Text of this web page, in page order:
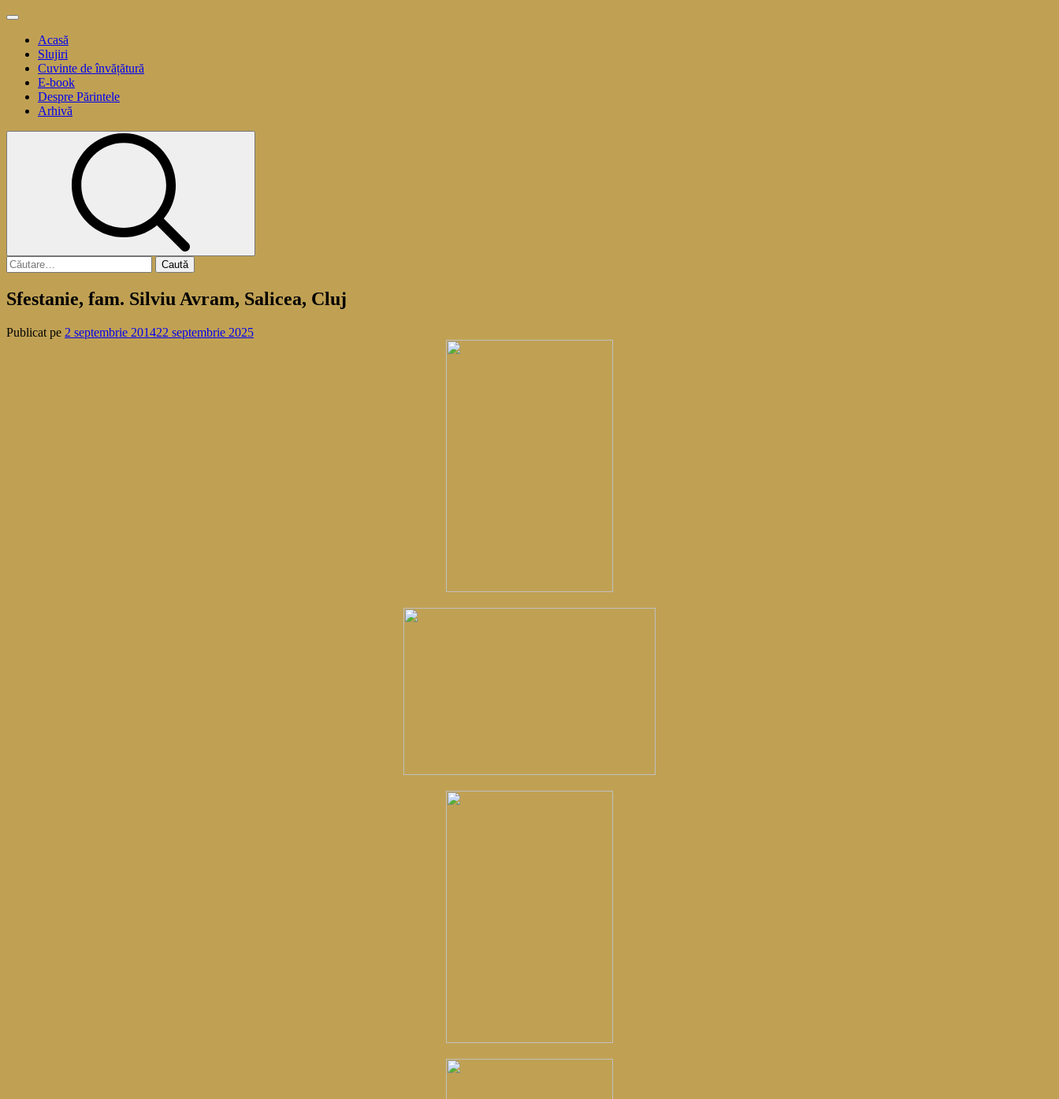
Sari
conținut
Meniu
principalAcasă
Slujiri
Cuvinte de învățătură
E-book
Despre Părintele
Arhivă
Caută
după:
Sfestanie, fam. Silviu Avram, Salicea, Cluj
Publicat pe 2 septembrie 201422 septembrie 2025